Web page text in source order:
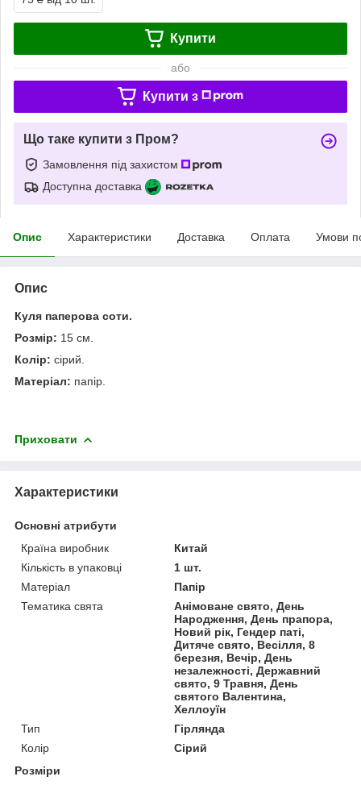
Купити
або
Купити з
Що таке купити з Пром?
Замовлення під захистом
Доступна доставка
Опис Характеристики Доставка Оплата Умови
Опис
Куля паперова соти.
Розмір: 15 см.
Колір: сірий.
Матеріал: папір.
Приховати
Характеристики
Основні атрибути
Країна виробник
Китай
Кількість в упаковці
1 шт.
Матеріал
Папір
Тематика свята
Анімоване свято, День
Народження, День прапора,
Новий рік, Гендер паті,
Дитяче свято, Весілля, 8
березня, Вечір, День
незалежності, Державний
свято, 9 Травня, День
святого Валентина,
Хеллоуїн
Тип
Гірлянда
Колір
Сірий
Розміри